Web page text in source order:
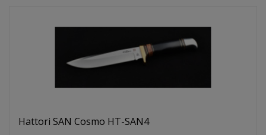
Hattori SAN Cosmo HT-SAN4